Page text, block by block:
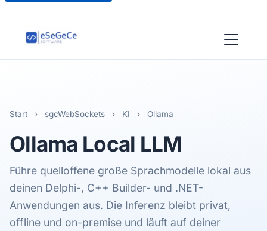
Start › sgcWebSockets › KI › Ollama
Ollama Local LLM
Führe quelloffene große Sprachmodelle lokal aus
deinen Delphi-, C++ Builder- und .NET-
Anwendungen aus. Die Inferenz bleibt privat,
offline und on-premise und läuft auf deiner